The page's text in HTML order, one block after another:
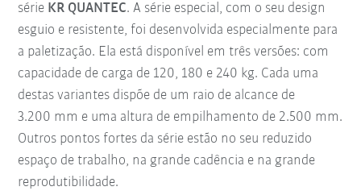
série KR QUANTEC. A série especial, com o seu design
esguio e resistente, foi desenvolvida especialmente para
a paletização. Ela está disponível em três versões: com
capacidade de carga de 120, 180 e 240 kg. Cada uma
destas variantes dispõe de um raio de alcance de
3.200 mm e uma altura de empilhamento de 2.500 mm.
Outros pontos fortes da série estão no seu reduzido
espaço de trabalho, na grande cadência e na grande
reprodutibilidade.